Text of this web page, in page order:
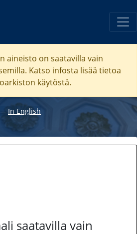
aineisto on saatavilla vain
Katso infosta lisää tietoa
käytöstä.
In English
saatavilla vain